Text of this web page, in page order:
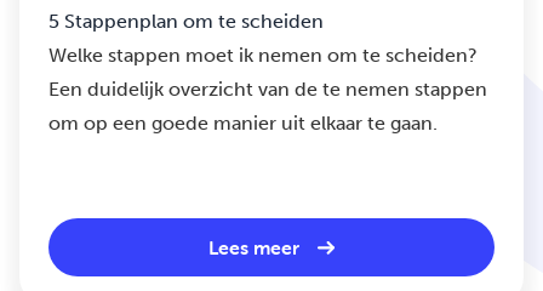
5 Stappenplan om te scheiden
Welke stappen moet ik nemen om te scheiden?
Een duidelijk overzicht van de te nemen stappen
om op een goede manier uit elkaar te gaan.
Lees meer